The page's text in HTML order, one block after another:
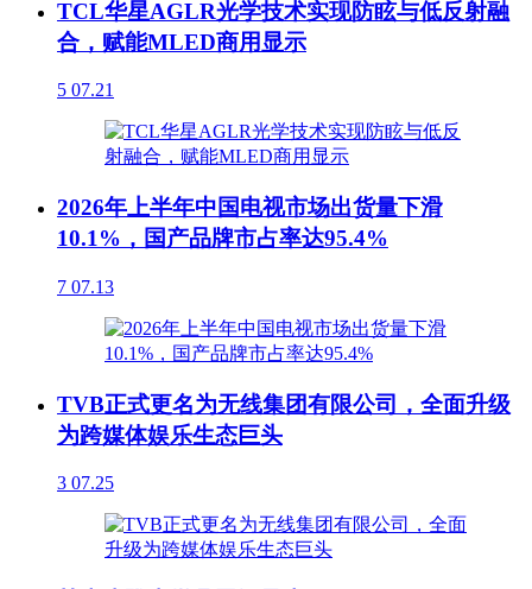
TCL华星AGLR光学技术实现防眩与低反射融
合，赋能MLED商用显示
5 07.21
2026年上半年中国电视市场出货量下滑
10.1%，国产品牌市占率达95.4%
7 07.13
TVB正式更名为无线集团有限公司，全面升级
为跨媒体娱乐生态巨头
3 07.25